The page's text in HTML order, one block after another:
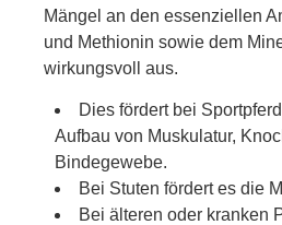
Mängel an den essenziellen
und Methionin sowie dem
wirkungsvoll aus.
Dies fördert bei
Aufbau von Muskulatur,
Bindegewebe.
Bei Stuten fördert es die
Bei älteren oder kranken